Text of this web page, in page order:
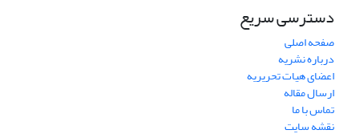
دسترسی سریع
صفحه اصلی
درباره نشریه
اعضای هیات تحریریه
ارسال مقاله
تماس با ما
نقشه سایت